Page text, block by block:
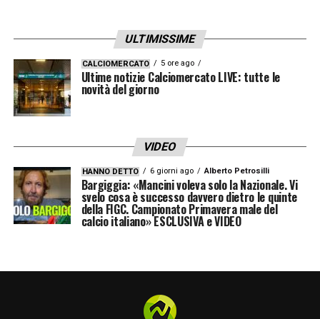
fasi.ChilwelleJames, che in fase difensiva
erano generosissimi e attenti, erano poi
perfetti nell’accompagnare il ribaltamento
dell’azione quando il Chelsea risaliva. I blues
3 punte strette) e ad allargare poi il gioco sui
quinti in costante sovrapposizione, sempre
serviti in corsa.
ULTIMISSIME
CALCIOMERCATO 5 ore ago
Ultime notizie Calciomercato LIVE: tutte le
novità del giorno
VIDEO
HANNO DETTO 6 giorni ago Alberto Petrosilli
Bargiggia: «Mancini voleva solo la Nazionale. Vi
svelo cosa è successo davvero dietro le quinte
della FIGC. Campionato Primavera male del
calcio italiano» ESCLUSIVA e VIDEO